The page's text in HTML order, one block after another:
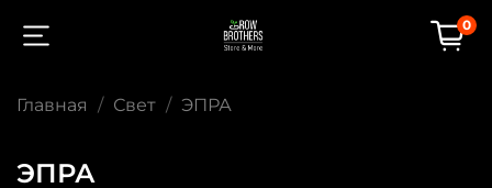
0
Главная Свет ЭПРА
ЭПРА